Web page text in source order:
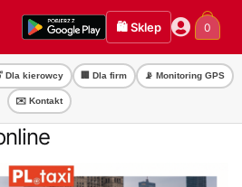
🛍️ Sklep 0
Dla kierowcy 🏢 Dla firm 📡 Monitoring GPS
✉️ Kontakt